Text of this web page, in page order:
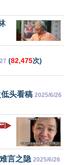
(82,475次)
头看稿 2025/6/26
言之隐 2025/6/26